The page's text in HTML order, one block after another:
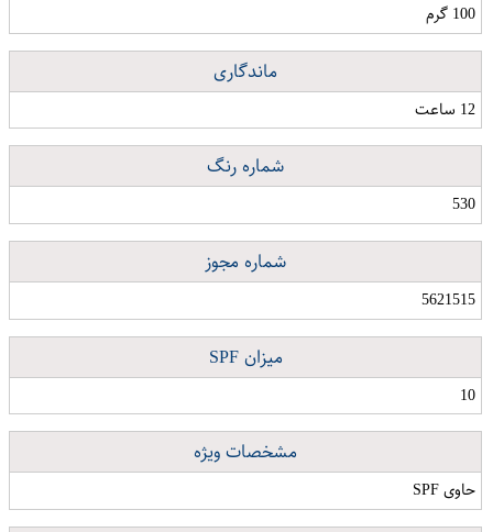
100 گرم
ماندگاری
12 ساعت
شماره رنگ
530
شماره مجوز
5621515
میزان SPF
10
مشخصات ویژه
حاوی SPF